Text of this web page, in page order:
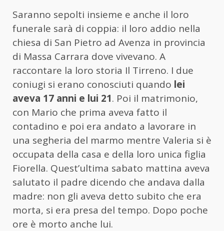
Saranno sepolti insieme e anche il loro
funerale sarà di coppia: il loro addio nella
chiesa di San Pietro ad Avenza in provincia
di Massa Carrara dove vivevano. A
raccontare la loro storia Il Tirreno. I due
coniugi si erano conosciuti quando lei
aveva 17 anni e lui 21. Poi il matrimonio,
con Mario che prima aveva fatto il
contadino e poi era andato a lavorare in
una segheria del marmo mentre Valeria si è
occupata della casa e della loro unica figlia
Fiorella. Quest’ultima sabato mattina aveva
salutato il padre dicendo che andava dalla
madre: non gli aveva detto subito che era
morta, si era presa del tempo. Dopo poche
ore è morto anche lui.